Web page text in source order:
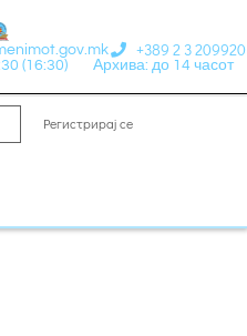
+389 2 3 209920
(16:30) Архива: до 14 часот
Регистрирај се